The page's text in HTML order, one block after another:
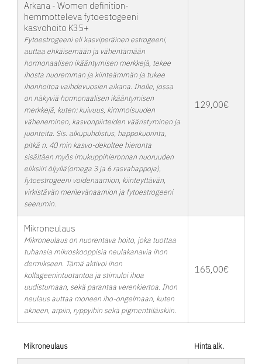
Arkana - Women definition-
hemmotteleva fytoestogeeni
kasvohoito K35+
Fytoestrogeeni eli kasviperäinen estrogeeni,
auttaa ehkäisemään ja vähentämään
hormonaalisen ikääntymisen merkkejä, tekee
ihosta nuoremman ja kiinteämmän ja tukee
ihonhoitoa vaihdevuosien aikana. Iholle, jossa
on näkyviä hormonaalisen ikääntymisen
merkkejä, kuten: kuivuus, kimmoisuuden
väheneminen, kasvonpiirteiden vääristyminen ja
juonteita. Sis. alkupuhdistus, happokuorinta,
pitkä n. 40 min kasvo-dekoltee hieronta
sisältäen myös imukuppihieronnan nuoruuden
eliksiiri öljyllä(omega 3 ja 6 rasvahappoja),
fytoestrogeeni voidenaamion, kiinteyttävän,
virkistävän merilevänaamion ja fytoestrogeeni
seerumin.
129,00€
Mikroneulaus
Mikroneulaus on nuorentava hoito, joka tuottaa
tuhansia mikroskooppisia neulakanavia ihon
dermikseen. Tämä aktivoi ihon
kollageenintuotantoa ja stimuloi ihoa
uudistumaan, sekä parantaa verenkiertoa. Ihon
neulaus auttaa moneen iho-ongelmaan, kuten
akneen, arpiin, ryppyihin sekä pigmenttiläiskiin.
165,00€
Mikroneulaus Hinta alk.